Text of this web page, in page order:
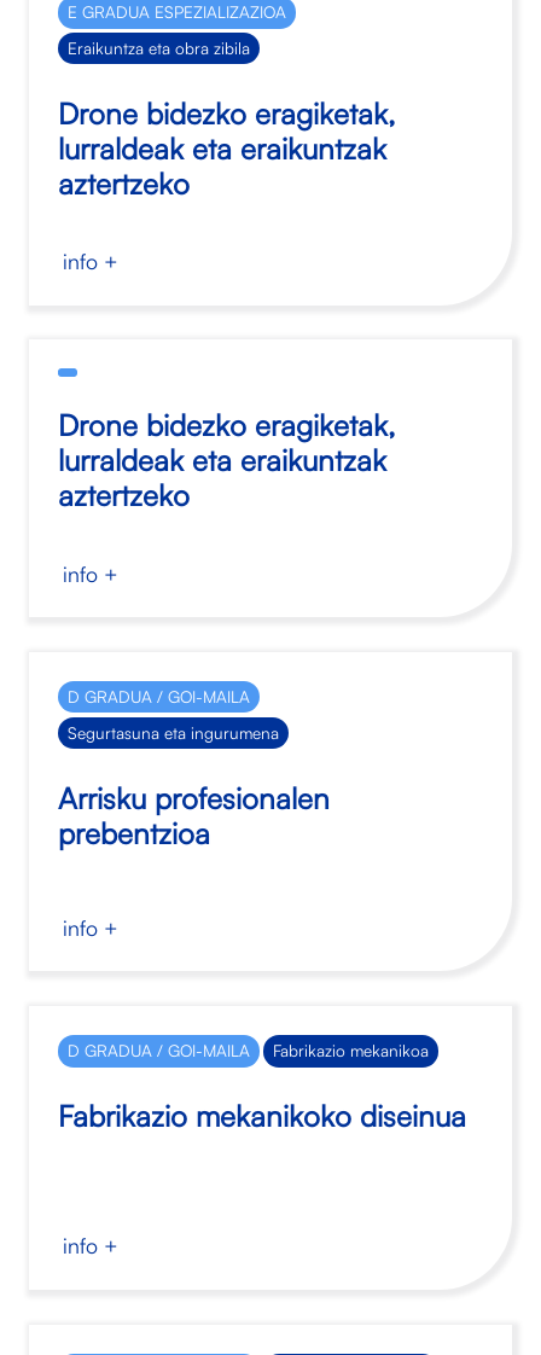
E GRADUA ESPEZIALIZAZIOA
Eraikuntza eta obra zibila
Drone bidezko eragiketak,
lurraldeak eta eraikuntzak
aztertzeko
info +
Drone bidezko eragiketak,
lurraldeak eta eraikuntzak
aztertzeko
info +
D GRADUA / GOI-MAILA
Segurtasuna eta ingurumena
Arrisku profesionalen
prebentzioa
info +
D GRADUA / GOI-MAILA Fabrikazio mekanikoa
Fabrikazio mekanikoko diseinua
info +